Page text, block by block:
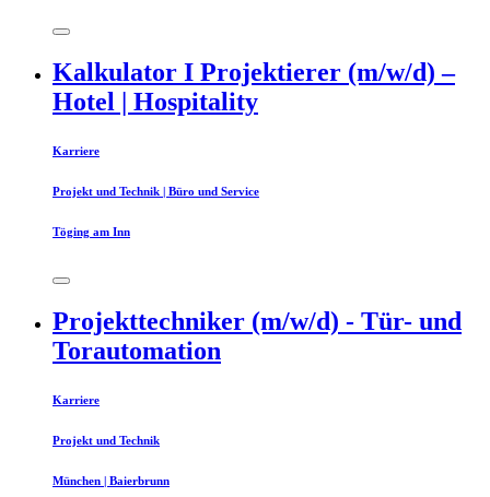
Kalkulator I Projektierer (m/w/d) –
Hotel | Hospitality
Karriere
Projekt und Technik | Büro und Service
Töging am Inn
Projekttechniker (m/w/d) - Tür- und
Torautomation
Karriere
Projekt und Technik
München | Baierbrunn